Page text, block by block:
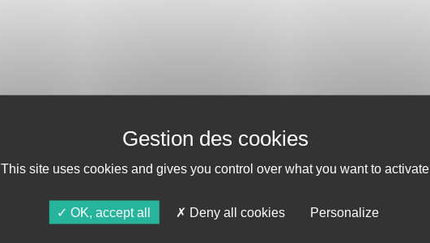
This site uses cookies and gives you control over what you want to activate
OK, accept all Deny all cookies Personalize